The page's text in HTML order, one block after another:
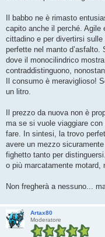
Il babbo ne è rimasto
capito anche il perché. Agile
cittadino e per divertirsi
perfette nel manto
dove il monocilindrico
contraddistinguono,
Il consumo è meraviglioso!
un litro.
Il prezzo da nuova non è
ma se si vuole viaggiare con
fare. In sintesi, la trovo
avere un mezzo
fighetto tanto per
o più marcatamente motard,
Non fregherà a nessuno...
Artax80
Moderatore